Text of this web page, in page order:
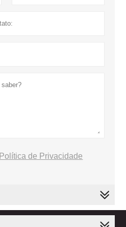
Política de Privacidade